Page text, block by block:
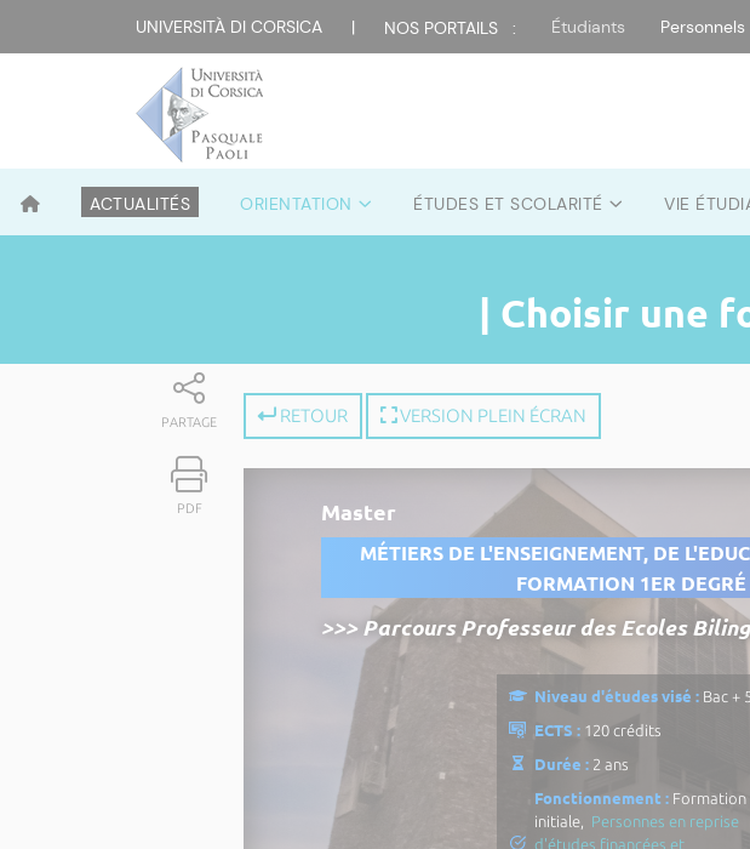
UNIVERSITÀ DI CORSICA | NOS PORTAILS : Étudiants Personnels
ACTUALITÉS ORIENTATION ÉTUDES ET SCOLARITÉ VIE
| Choisir une
PARTAGE
PDF
RETOUR VERSION PLEIN ÉCRAN
Master
MÉTIERS DE L'ENSEIGNEMENT, DE
FORMATION 1ER DEGRÉ
>>> Parcours Professeur des Ecoles
Niveau d'études visé : Bac +
ECTS : 120 crédits
Durée : 2 ans
Fonctionnement : Formation
initiale, Personnes en reprise
d'études financées et